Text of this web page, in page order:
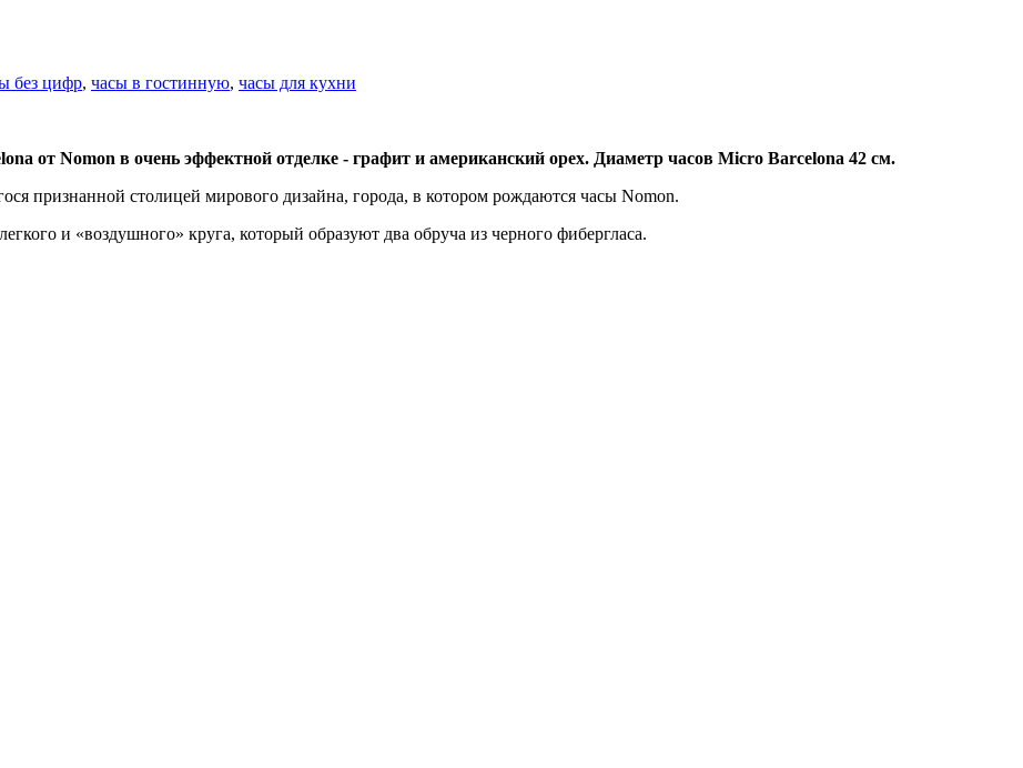
без цифр, часы в гостинную, часы для кухни
от Nomon в очень эффектной отделке - графит и американский орех. Диаметр часов Micro Barcelona 42 см.
признанной столицей мирового дизайна, города, в котором рождаются часы Nomon.
и «воздушного» круга, который образуют два обруча из черного фибергласа.